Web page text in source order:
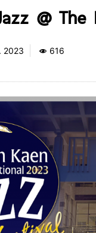
@ The
2023 616